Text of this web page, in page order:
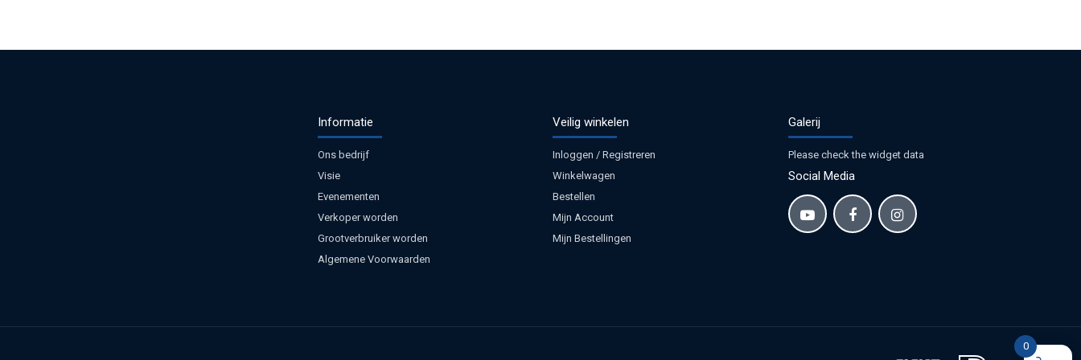
Informatie
Ons bedrijf
Visie
Evenementen
Verkoper worden
Grootverbruiker worden
Algemene Voorwaarden
Veilig winkelen
Inloggen / Registreren
Winkelwagen
Bestellen
Mijn Account
Mijn Bestellingen
Galerij
Please check the widget data
Social Media
0